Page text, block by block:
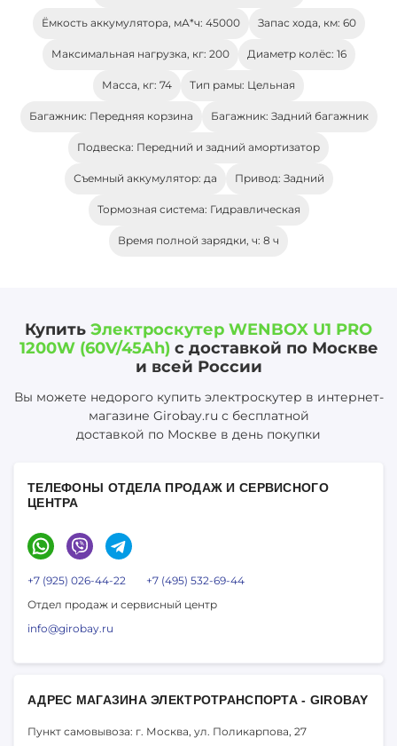
Ёмкость аккумулятора, мА*ч: 45000 Запас хода, км: 60
Максимальная нагрузка, кг: 200 Диаметр колёс: 16
Масса, кг: 74 Тип рамы: Цельная
Багажник: Передняя корзина Багажник: Задний багажник
Подвеска: Передний и задний амортизатор
Съемный аккумулятор: да Привод: Задний
Тормозная система: Гидравлическая
Время полной зарядки, ч: 8 ч
Купить Электроскутер WENBOX U1 PRO
1200W (60V/45Ah) с доставкой по Москве
и всей России
Вы можете недорого купить электроскутер в интернет-
магазине Girobay.ru с бесплатной
доставкой по Москве в день покупки
ТЕЛЕФОНЫ ОТДЕЛА ПРОДАЖ И СЕРВИСНОГО
ЦЕНТРА
+7 (925) 026-44-22
+7 (495) 532-69-44
Отдел продаж и сервисный центр
info@girobay.ru
АДРЕС МАГАЗИНА ЭЛЕКТРОТРАНСПОРТА - GIROBAY
Пункт самовывоза: г. Москва, ул. Поликарпова, 27